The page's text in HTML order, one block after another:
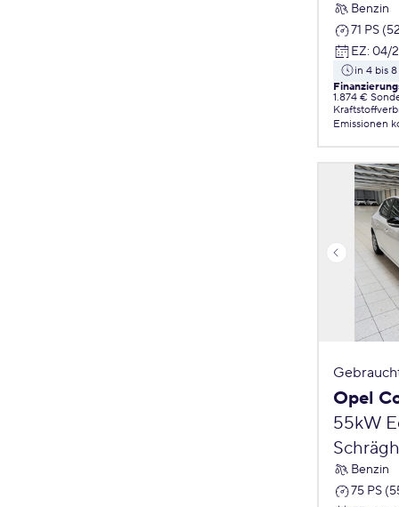
Benzin
71 PS
EZ: 04/
in 4 bis
1.874 €
Emissionen
Opel
55kW
Benzin
75 PS